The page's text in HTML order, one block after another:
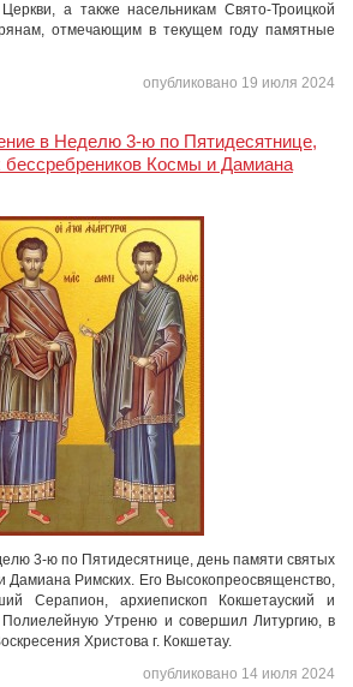
а также насельникам Свято-Троицкой
отмечающим в текущем году памятные
опубликовано 19 июля 2024
в Неделю 3-ю по Пятидесятнице,
бессребреников Космы и Дамиана
3-ю по Пятидесятнице, день памяти святых
Дамиана Римских. Его Высокопреосвященство,
Серапион, архиепископ Кокшетауский и
Полиелейную Утреню и совершил Литургию, в
Христова г. Кокшетау.
опубликовано 14 июля 2024